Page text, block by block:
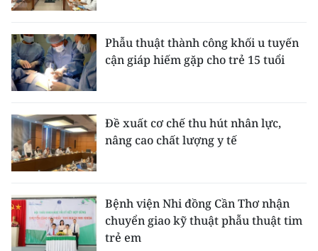
Phẫu thuật thành công khối u tuyến
cận giáp hiếm gặp cho trẻ 15 tuổi
Đề xuất cơ chế thu hút nhân lực,
nâng cao chất lượng y tế
Bệnh viện Nhi đồng Cần Thơ nhận
chuyển giao kỹ thuật phẫu thuật tim
trẻ em